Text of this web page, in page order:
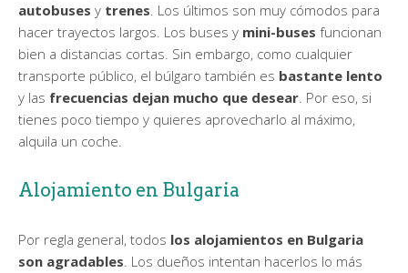
autobuses y trenes. Los últimos son muy cómodos para
hacer trayectos largos. Los buses y mini-buses funcionan
bien a distancias cortas. Sin embargo, como cualquier
transporte público, el búlgaro también es bastante lento
y las frecuencias dejan mucho que desear. Por eso, si
tienes poco tiempo y quieres aprovecharlo al máximo,
alquila un coche.
Alojamiento en Bulgaria
Por regla general, todos los alojamientos en Bulgaria
son agradables. Los dueños intentan hacerlos lo más